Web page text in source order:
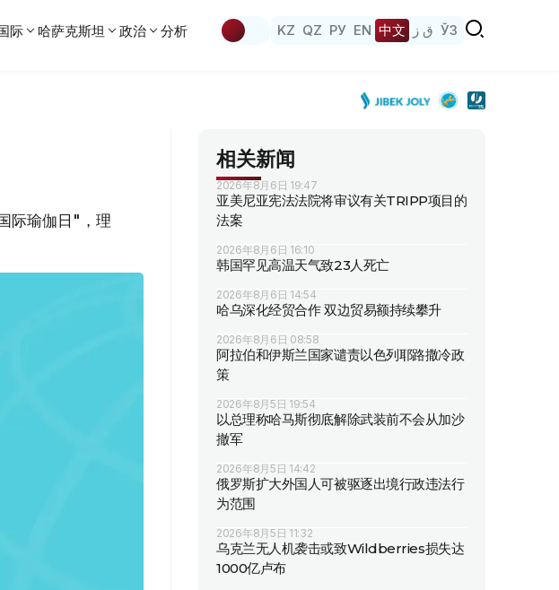
际 哈萨克斯坦 政治 分析 KZ QZ РУ EN 中文 ق ز ЎЗ
际瑜伽日"，理
相关新闻
2026年8月6日 19:47
亚美尼亚宪法法院将审议有关TRIPP项目的
法案
2026年8月6日 16:10
韩国罕见高温天气致23人死亡
2026年8月6日 14:54
哈乌深化经贸合作 双边贸易额持续攀升
2026年8月6日 08:58
阿拉伯和伊斯兰国家谴责以色列耶路撒冷政
策
2026年8月5日 19:54
以总理称哈马斯彻底解除武装前不会从加沙
撤军
2026年8月5日 14:42
俄罗斯扩大外国人可被驱逐出境行政违法行
为范围
2026年8月5日 11:32
乌克兰无人机袭击或致Wildberries损失达
1000亿卢布